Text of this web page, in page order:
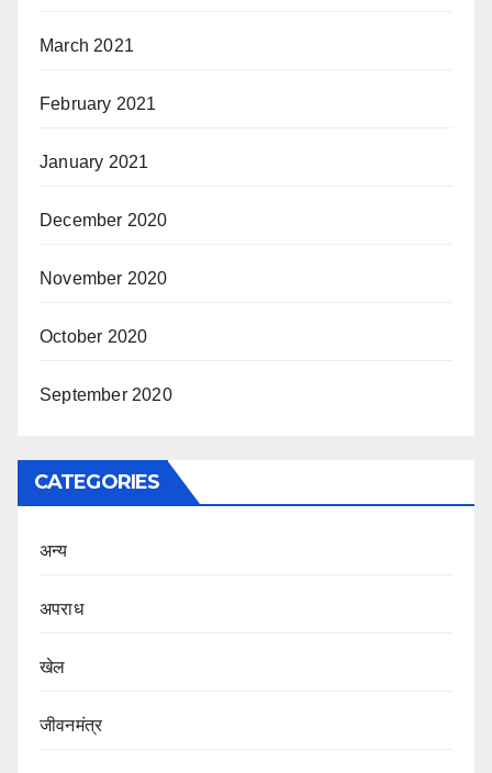
March 2021
February 2021
January 2021
December 2020
November 2020
October 2020
September 2020
CATEGORIES
अन्य
अपराध
खेल
जीवनमंत्र